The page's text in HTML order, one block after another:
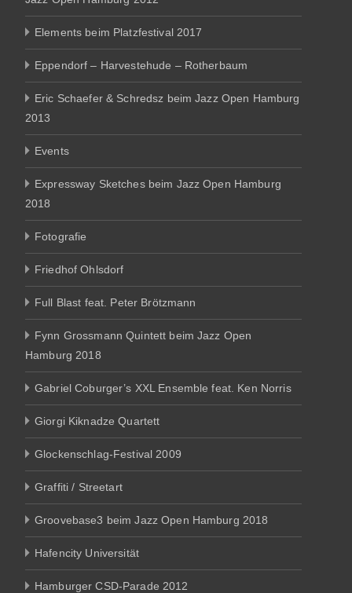
Elements beim Platzfestival 2017
Eppendorf – Harvestehude – Rotherbaum
Eric Schaefer & Schredsz beim Jazz Open Hamburg
2013
Events
Expressway Sketches beim Jazz Open Hamburg
2018
Fotografie
Friedhof Ohlsdorf
Full Blast feat. Peter Brötzmann
Fynn Grossmann Quintett beim Jazz Open
Hamburg 2018
Gabriel Coburger’s XXL Ensemble feat. Ken Norris
Giorgi Kiknadze Quartett
Glockenschlag-Festival 2009
Graffiti / Streetart
Groovebase3 beim Jazz Open Hamburg 2018
Hafencity Universität
Hamburger CSD-Parade 2012